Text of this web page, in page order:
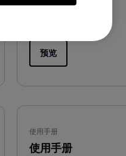
预览
使用手册
使用手册